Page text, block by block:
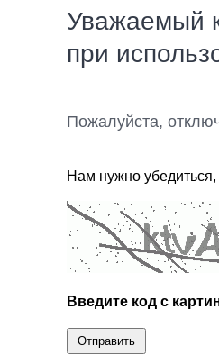
Уважаемый
при
Пожалуйста,
Нам нужно
Введите код с
Отправить